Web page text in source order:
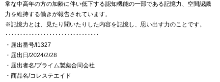
常な中高年の方の加齢に伴い低下する認知機能の一部である記憶力、空間認識
力を維持する働きが報告されています。
※記憶力とは、見たり聞いたりした内容を記憶し、思い出す力のことです。
‥‥‥‥‥‥‥‥‥‥‥‥‥‥‥‥
・届出番号/I1327
・届出日/2024/2/28
・届出者名/プライム製薬合同会社
・商品名/コレステエイド